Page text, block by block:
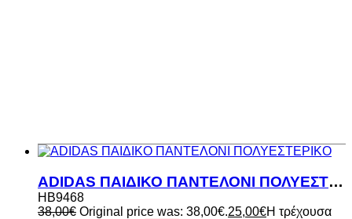
ADIDAS ΠΑΙΔΙΚΟ ΠΑΝΤΕΛΟΝΙ ΠΟΛΥΕΣΤΕΡΙΚΟ
HB9468
38,00€ Original price was: 38,00€.25,00€Η τρέχουσα